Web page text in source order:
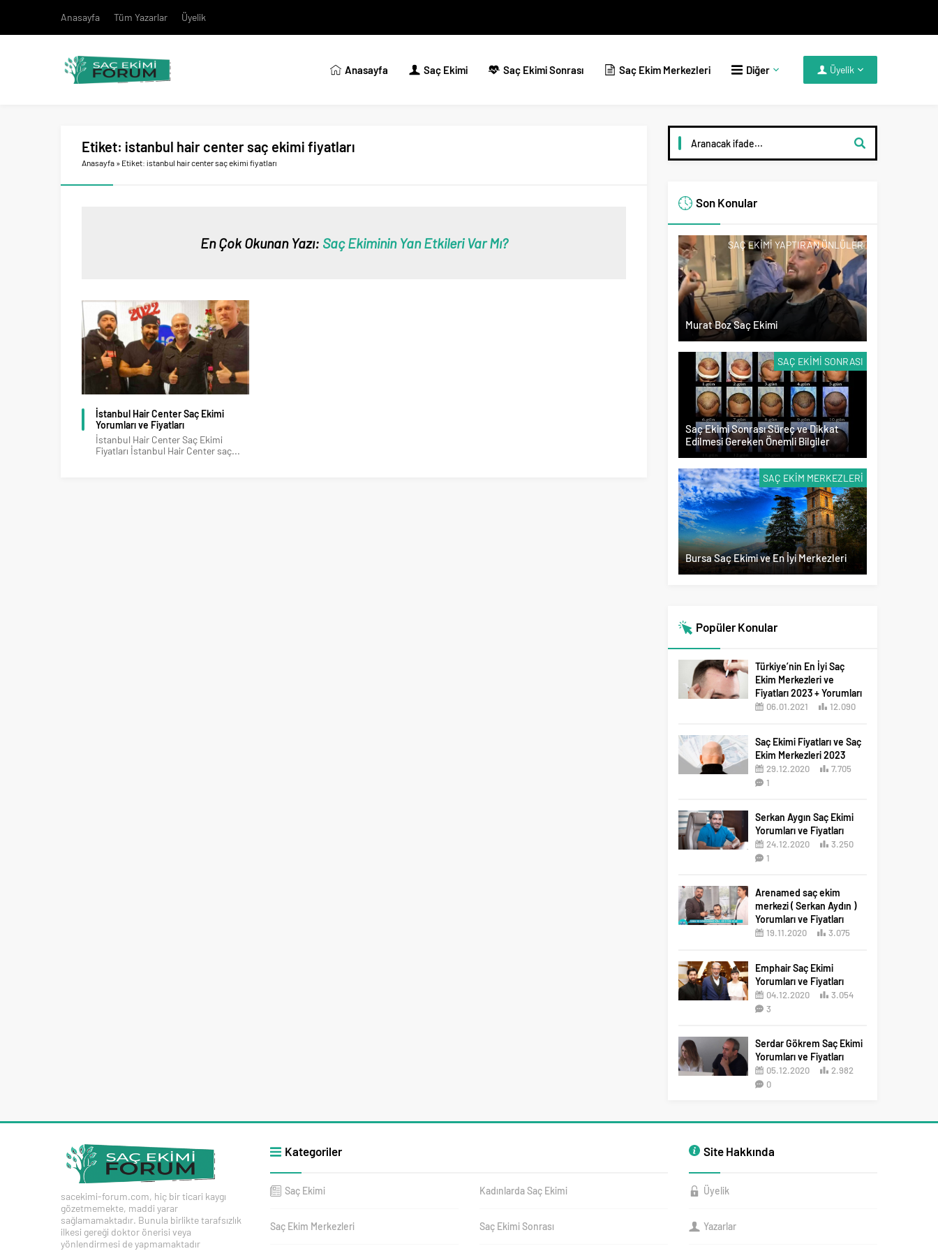
Anasayfa Tüm Yazarlar Üyelik
Anasayfa Saç Ekimi Saç Ekimi Sonrası Saç Ekim Merkezleri Diğer Üyelik
Etiket: istanbul hair center saç ekimi fiyatları
Anasayfa » Etiket: istanbul hair center saç ekimi fiyatları
En Çok Okunan Yazı: Saç Ekiminin Yan Etkileri Var Mı?
İstanbul Hair Center Saç Ekimi
Yorumları ve Fiyatları
İstanbul Hair Center Saç Ekimi
Fiyatları İstanbul Hair Center saç...
Son Konular
SAÇ EKIMI YAPTIRAN ÜNLÜLER
Murat Boz Saç Ekimi
SAÇ EKIMI SONRASI
Saç Ekimi Sonrası Süreç ve Dikkat
Edilmesi Gereken Önemli Bilgiler
SAÇ EKIM MERKEZLERI
Bursa Saç Ekimi ve En İyi Merkezleri
Popüler Konular
Türkiye’nin En İyi Saç
Ekim Merkezleri ve
Fiyatları 2023 + Yorumları
06.01.2021
12.090
Saç Ekimi Fiyatları ve Saç
Ekim Merkezleri 2023
29.12.2020
7.705
1
Serkan Aygın Saç Ekimi
Yorumları ve Fiyatları
24.12.2020
3.250
1
Arenamed saç ekim
merkezi ( Serkan Aydın )
Yorumları ve Fiyatları
19.11.2020
3.075
Emphair Saç Ekimi
Yorumları ve Fiyatları
04.12.2020
3.054
3
Serdar Gökrem Saç Ekimi
Yorumları ve Fiyatları
05.12.2020
2.982
0
sacekimi-forum.com, hiç bir ticari kaygı
gözetmemekte, maddi yarar
sağlamamaktadır. Bunula birlikte tarafsızlık
ilkesi gereği doktor önerisi veya
yönlendirmesi de yapmamaktadır
Kategoriler
Saç Ekimi Kadınlarda Saç Ekimi
Saç Ekim Merkezleri Saç Ekimi Sonrası
Site Hakkında
Üyelik
Yazarlar